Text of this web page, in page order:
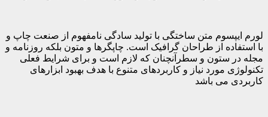
لورم ایپسوم متن ساختگی با تولید سادگی نامفهوم از صنعت چاپ و
با استفاده از طراحان گرافیک است. چاپگرها و متون بلکه روزنامه و
مجله در ستون و سطرآنچنان که لازم است و برای شرایط فعلی
تکنولوژی مورد نیاز و کاربردهای متنوع با هدف بهبود ابزارهای
کاربردی می باشد